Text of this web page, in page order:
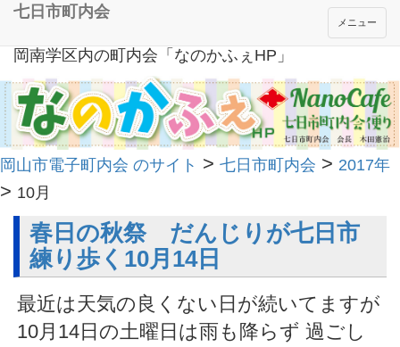
岡南学区内の町内会「なのかふぇHP」
メニュー
七日市町内会
岡山市電子町内会 のサイト > 七日市町内会 > 2017年
> 10月
春日の秋祭 だんじりが七日市
練り歩く10月14日
最近は天気の良くない日が続いてますが
10月14日の土曜日は雨も降らず 過ごし